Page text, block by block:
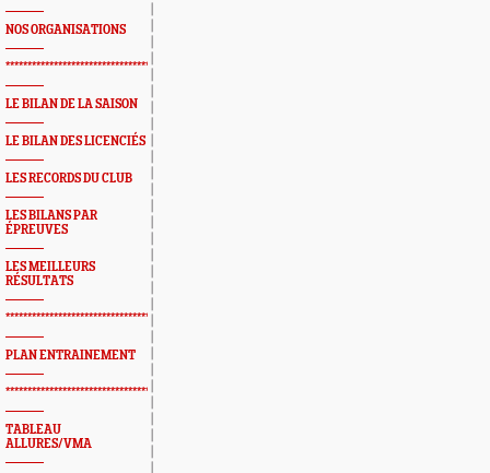
NOS ORGANISATIONS
*************************************************
LE BILAN DE LA SAISON
LE BILAN DES LICENCIÉS
LES RECORDS DU CLUB
LES BILANS PAR
ÉPREUVES
LES MEILLEURS
RÉSULTATS
*************************************************
PLAN ENTRAINEMENT
*************************************************
TABLEAU
ALLURES/VMA